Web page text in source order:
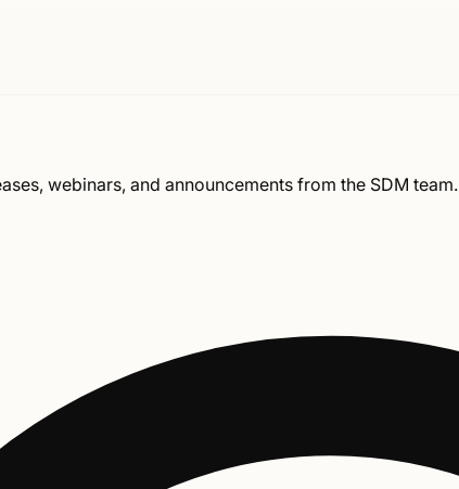
webinars, and announcements from the SDM team.